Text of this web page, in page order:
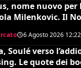
nome nuovo per
Milenkovic. Il
30 milioni
6 Agosto 2026 12:22
Soulé verso
Le quote dei